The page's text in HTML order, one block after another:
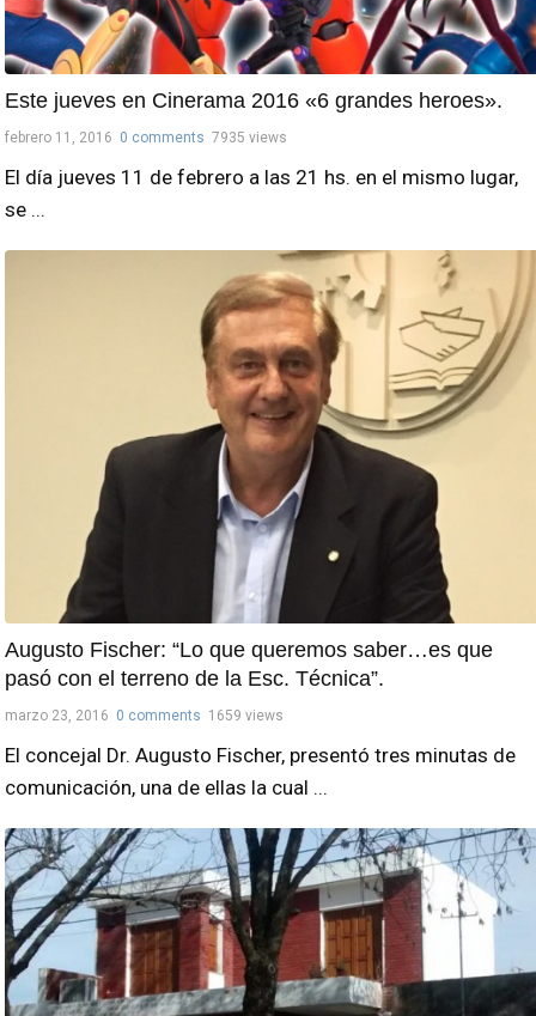
Este jueves en Cinerama 2016 «6 grandes heroes».
febrero 11, 2016 0 comments 7935 views
El día jueves 11 de febrero a las 21 hs. en el mismo lugar,
se ...
Augusto Fischer: “Lo que queremos saber…es que
pasó con el terreno de la Esc. Técnica”.
marzo 23, 2016 0 comments 1659 views
El concejal Dr. Augusto Fischer, presentó tres minutas de
comunicación, una de ellas la cual ...